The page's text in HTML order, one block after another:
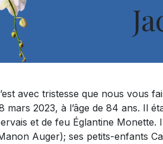
avec tristesse que nous vous
mars 2023, à l’âge de 84 ans. Il
et de feu Églantine Monette.
Auger); ses petits-enfants